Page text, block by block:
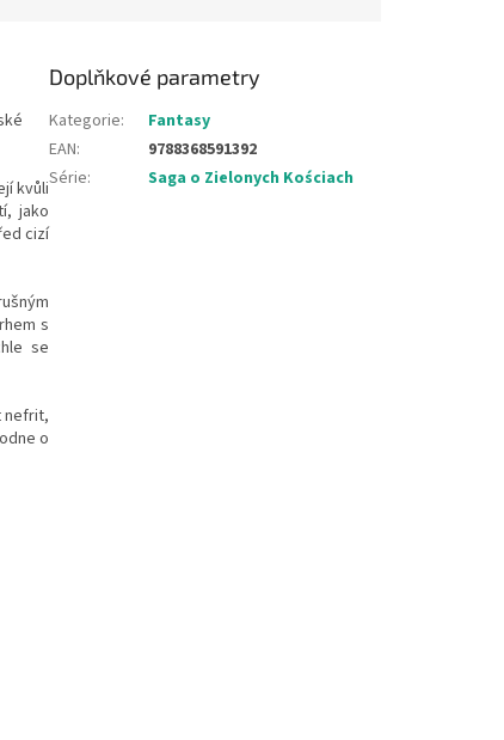
kvůli
jako
cizí
s
se
nefrit,
o
Doplňkové parametry
Kategorie:
Fantasy
EAN:
9788368591392
Série: Saga o Zielonych Kościach